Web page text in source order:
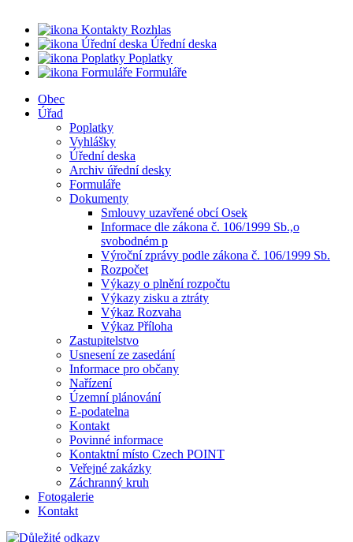
Rozhlas
Úřední deska
Poplatky
Formuláře
Obec
Úřad
Poplatky
Vyhlášky
Úřední deska
Archiv úřední desky
Formuláře
Dokumenty
Smlouvy uzavřené obcí Osek
Informace dle zákona č. 106/1999 Sb.,o
svobodném p
Výroční zprávy podle zákona č. 106/1999 Sb.
Rozpočet
Výkazy o plnění rozpočtu
Výkazy zisku a ztráty
Výkaz Rozvaha
Výkaz Příloha
Zastupitelstvo
Usnesení ze zasedání
Informace pro občany
Nařízení
Územní plánování
E-podatelna
Kontakt
Povinné informace
Kontaktní místo Czech POINT
Veřejné zakázky
Záchranný kruh
Fotogalerie
Kontakt